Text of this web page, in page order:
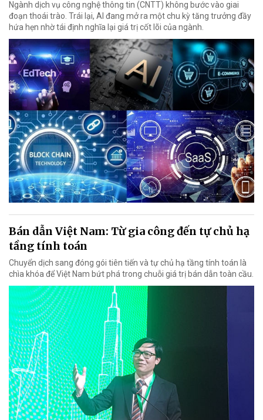
Ngành dịch vụ công nghệ thông tin (CNTT) không bước vào giai
đoạn thoái trào. Trái lại, AI đang mở ra một chu kỳ tăng trưởng đầy
hứa hẹn nhờ tái định nghĩa lại giá trị cốt lõi của ngành.
Bán dẫn Việt Nam: Từ gia công đến tự chủ hạ
tầng tính toán
Chuyển dịch sang đóng gói tiên tiến và tự chủ hạ tầng tính toán là
chìa khóa để Việt Nam bứt phá trong chuỗi giá trị bán dẫn toàn cầu.